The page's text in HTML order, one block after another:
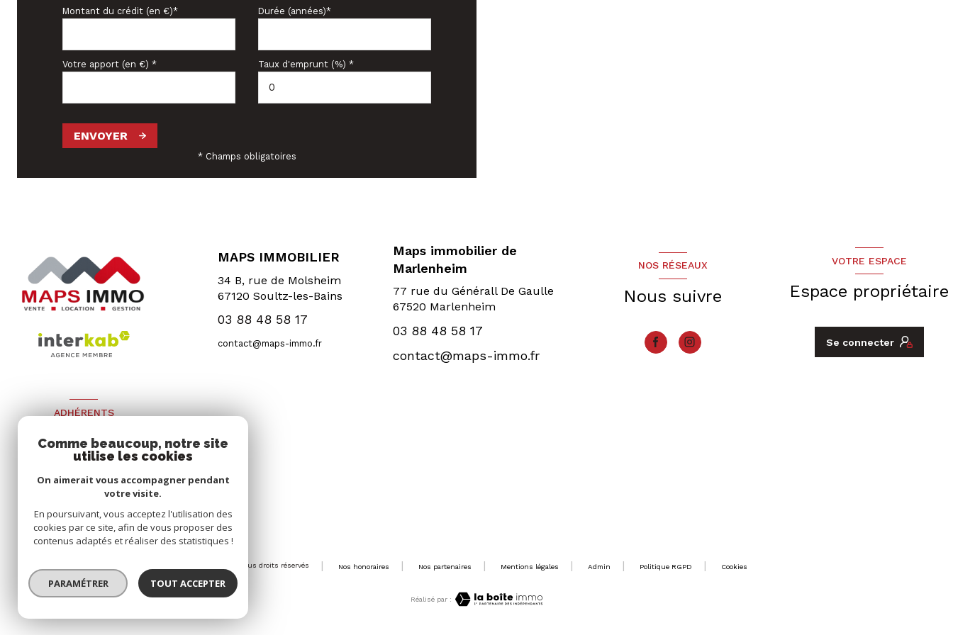
Montant du crédit (en €)* Durée (années)*
Votre apport (en €) * Taux d'emprunt (%) *
ENVOYER
* Champs obligatoires
MAPS IMMOBILIER
34 B, rue de Molsheim
67120Soultz-les-Bains
03 88 48 58 17
contact@maps-immo.fr
Maps immobilier de
Marlenheim
77 rue du Générall De Gaulle
67520 Marlenheim
03 88 48 58 17
contact@maps-immo.fr
NOS RÉSEAUX
Nous suivre
VOTRE ESPACE
Espace propriétaire
Se connecter
ADHÉRENTS
Nous adhérons
© 2026 | Tous droits réservés Nos honoraires Nos partenaires Mentions légales Admin Politique RGPD Cookies
Réalisé par :
Comme beaucoup, notre site
utilise les cookies
On aimerait vous accompagner pendant
votre visite.
En poursuivant, vous acceptez l'utilisation des
cookies par ce site, afin de vous proposer des
contenus adaptés et réaliser des statistiques !
PARAMÉTRER TOUT ACCEPTER